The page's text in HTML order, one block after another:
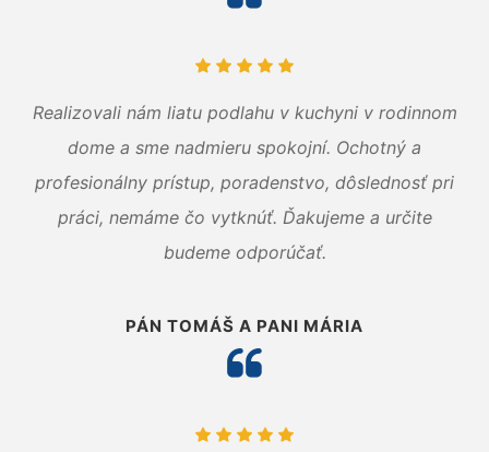
Realizovali nám liatu podlahu v kuchyni v rodinnom
dome a sme nadmieru spokojní. Ochotný a
profesionálny prístup, poradenstvo, dôslednosť pri
práci, nemáme čo vytknúť. Ďakujeme a určite
budeme odporúčať.
PÁN TOMÁŠ A PANI MÁRIA